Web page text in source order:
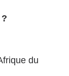
du